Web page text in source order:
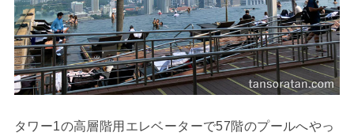
タワー1の高層階用エレベーターで57階のプールへやっ